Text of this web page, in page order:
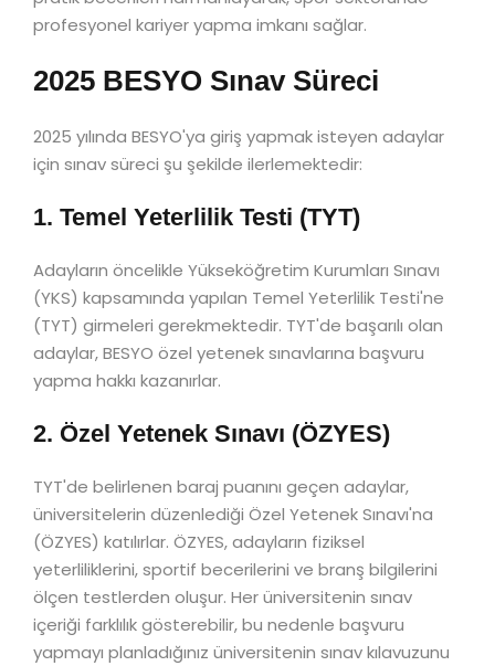
profesyonel kariyer yapma imkanı sağlar.
2025 BESYO Sınav Süreci
2025 yılında BESYO'ya giriş yapmak isteyen adaylar
için sınav süreci şu şekilde ilerlemektedir:
1. Temel Yeterlilik Testi (TYT)
Adayların öncelikle Yükseköğretim Kurumları Sınavı
(YKS) kapsamında yapılan Temel Yeterlilik Testi'ne
(TYT) girmeleri gerekmektedir. TYT'de başarılı olan
adaylar, BESYO özel yetenek sınavlarına başvuru
yapma hakkı kazanırlar.
2. Özel Yetenek Sınavı (ÖZYES)
TYT'de belirlenen baraj puanını geçen adaylar,
üniversitelerin düzenlediği Özel Yetenek Sınavı'na
(ÖZYES) katılırlar. ÖZYES, adayların fiziksel
yeterliliklerini, sportif becerilerini ve branş bilgilerini
ölçen testlerden oluşur. Her üniversitenin sınav
içeriği farklılık gösterebilir, bu nedenle başvuru
yapmayı planladığınız üniversitenin sınav kılavuzunu